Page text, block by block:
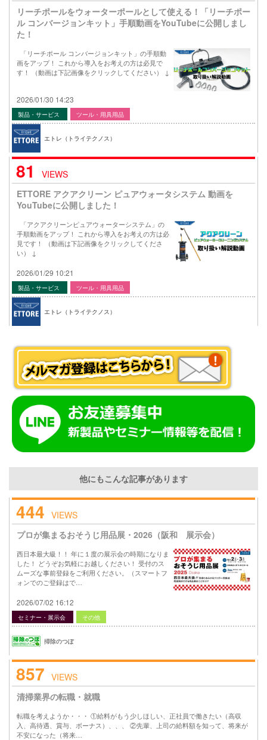
リーチポールをウォーターポールとして使える！「リーチポー
ル コンバージョンキット」手順動画をYouTubeに公開しまし
た！
「リーチポール コンバージョンキット」の手順動
画をアップ！ これから導入をお考えの方は必見で
す！ （動画は下記画像をクリックしてください） ↓
2026/01/30 14:23
製品・サービス ツール・用具用品
エトレ（トライテクノス）
81
VIEWS
ETTORE アクアクリーン ピュアウォータシステム 動画を
YouTubeに公開しました！
「アクアクリーンピュアウォーターシステム」の
手順動画をアップ！ これから導入をお考えの方は必
見です！ （動画は下記画像をクリックしてくださ
い） ↓
2026/01/29 10:21
製品・サービス ツール・用具用品
エトレ（トライテクノス）
他にもこんな記事があります
444 VIEWS
プロが集まるおそうじ用品展・2026（阪和 展示会）
西日本最大級！！ 年に１度の展示会の時期になりま
した！ どうぞお気軽にお越しください！ 受付のス
ムーズな事前登録をご利用ください。（スマートフ
ォンでのご登録はで…
2026/07/02 16:12
セミナー・展示会 その他
掃除のつぼ
857 VIEWS
清掃業界の転職・就職
転職を考えようか・・・ ①給料がもう少しほしい、正社員で働きたい（高収
入、高待遇、賞与、ボーナス）、、、 ②先輩、上司の給料額を知って、将来が
不安になった（将来…